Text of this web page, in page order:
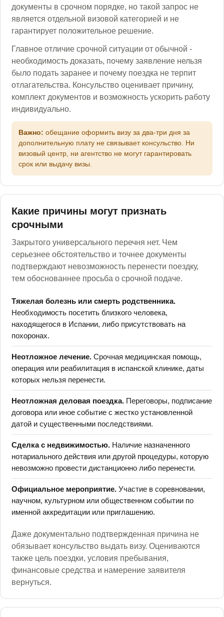
документы в срочном порядке, но такой запрос не
является отдельной визовой категорией и не
гарантирует положительное решение.
Главное отличие срочной ситуации от обычной -
необходимость доказать, почему заявление нельзя
было подать заранее и почему поездка не терпит
отлагательства. Консульство оценивает причину,
комплект документов и возможность ускорить работу
индивидуально.
Важно: обещание оформить визу за два-три дня за
дополнительную плату не связывает консульство. Ни
визовый центр, ни агентство не могут гарантировать
срок или выдачу визы.
Какие причины могут признать
срочными
Закрытого универсального перечня нет. Чем
серьезнее обстоятельство и точнее документы
подтверждают невозможность перенести поездку,
тем обоснованнее просьба о срочной подаче.
Тяжелая болезнь или смерть родственника.
Необходимость посетить близкого человека,
находящегося в Испании, либо присутствовать на
похоронах.
Неотложное лечение. Срочная медицинская помощь,
операция или реабилитация в испанской клинике, даты
которых нельзя перенести.
Неотложная деловая поездка. Переговоры, подписание
договора или иное событие с жестко установленной
датой и существенными последствиями.
Сделка с недвижимостью. Наличие назначенного
нотариального действия или другой процедуры, которую
невозможно провести дистанционно либо перенести.
Официальное мероприятие. Участие в соревновании,
научном, культурном или общественном событии по
именной аккредитации или приглашению.
Даже документально подтвержденная причина не
обязывает консульство выдать визу. Оцениваются
также цель поездки, условия пребывания,
финансовые средства и намерение заявителя
вернуться.